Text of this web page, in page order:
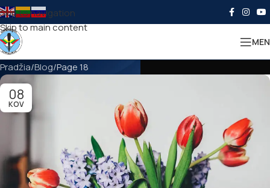
Skip to navigation
Skip to main content
Pradžia Blog Page 18
08
KOV